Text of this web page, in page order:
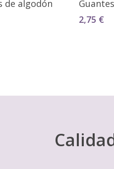
de algodón
2,75 €